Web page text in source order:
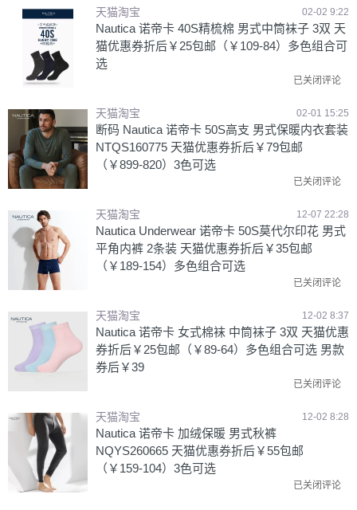
天猫淘宝 02-02 9:22
Nautica 诺帝卡 40S精梳棉 男式中筒袜子 3双 天
猫优惠券折后￥25包邮（￥109-84）多色组合可
选
已关闭评论
天猫淘宝 02-01 15:25
断码 Nautica 诺帝卡 50S高支 男式保暖内衣套装
NTQS160775 天猫优惠券折后￥79包邮
（￥899-820）3色可选
已关闭评论
天猫淘宝 12-07 22:28
Nautica Underwear 诺帝卡 50S莫代尔印花 男式
平角内裤 2条装 天猫优惠券折后￥35包邮
（￥189-154）多色组合可选
已关闭评论
天猫淘宝 12-02 8:37
Nautica 诺帝卡 女式棉袜 中筒袜子 3双 天猫优惠
券折后￥25包邮（￥89-64）多色组合可选 男款
券后￥39
已关闭评论
天猫淘宝 12-02 8:28
Nautica 诺帝卡 加绒保暖 男式秋裤
NQYS260665 天猫优惠券折后￥55包邮
（￥159-104）3色可选
已关闭评论